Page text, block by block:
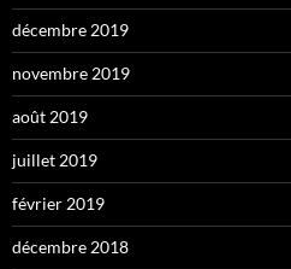
décembre 2019
novembre 2019
août 2019
juillet 2019
février 2019
décembre 2018